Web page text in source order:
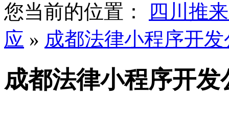
您当前的位置：
四川推
应 » 成都法律小程序开
成都法律小程序开发